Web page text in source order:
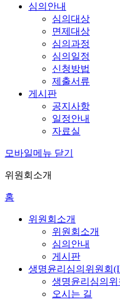
심의안내
심의대상
면제대상
심의과정
심의일정
신청방법
제출서류
게시판
공지사항
일정안내
자료실
모바일메뉴 닫기
위원회소개
홈
위원회소개
위원회소개
심의안내
게시판
생명윤리심의위원회
생명윤리심의
오시는 길